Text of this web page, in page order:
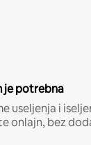
je potrebna
useljenja i
onlajn, bez